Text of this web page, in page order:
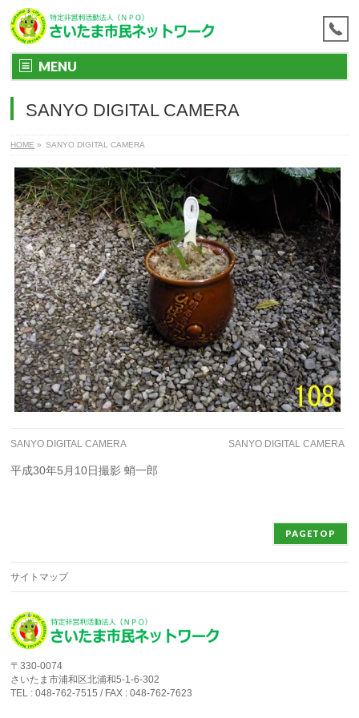
MENU
SANYO DIGITAL CAMERA
HOME » SANYO DIGITAL CAMERA
SANYO DIGITAL CAMERA SANYO DIGITAL CAMERA
平成30年5月10日撮影 蛸一郎
PAGETOP
サイトマップ
〒330-0074
さいたま市浦和区北浦和5-1-6-302
TEL : 048-762-7515 / FAX : 048-762-7623